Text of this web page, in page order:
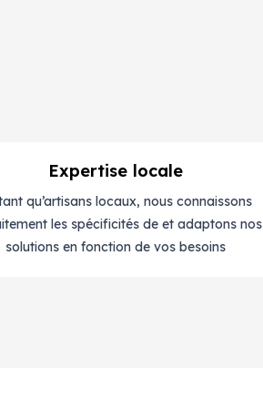
Expertise locale
qu’artisans locaux, nous connaissons
les spécificités de et adaptons nos
solutions en fonction de vos besoins